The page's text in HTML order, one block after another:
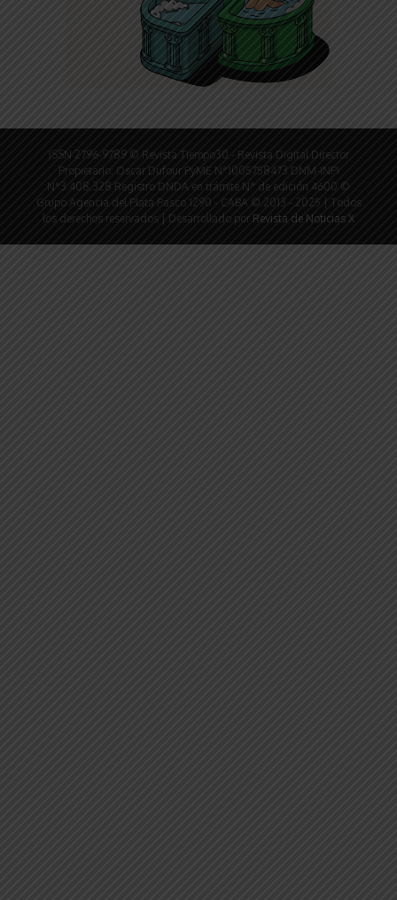
ISSN 2796-9789 © Revista Tiempo30 - Revista Digital Director
Propietario: Oscar Dufour PyME N°1005758473 DNM-INPI
N°3.408.328 Registro DNDA en trámite N° de edición 4600 ©
Grupo Agencia del Plata Pasco 1290 - CABA © 2013 - 2025 | Todos
los derechos reservados | Desarrollado por Revista de Noticias X